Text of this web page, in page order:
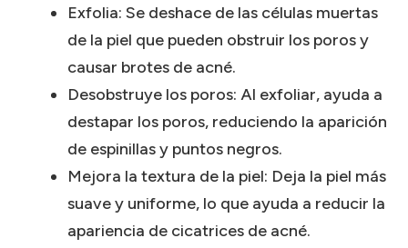
Exfolia: Se deshace de las células muertas
de la piel que pueden obstruir los poros y
causar brotes de acné.
Desobstruye los poros: Al exfoliar, ayuda a
destapar los poros, reduciendo la aparición
de espinillas y puntos negros.
Mejora la textura de la piel: Deja la piel más
suave y uniforme, lo que ayuda a reducir la
apariencia de cicatrices de acné.